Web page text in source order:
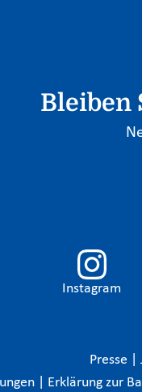
Bleiben
Instagram
Presse
Erklärung zur